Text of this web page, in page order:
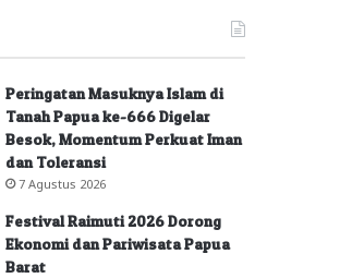
Peringatan Masuknya Islam di
Tanah Papua ke-666 Digelar
Besok, Momentum Perkuat Iman
dan Toleransi
7 Agustus 2026
Festival Raimuti 2026 Dorong
Ekonomi dan Pariwisata Papua
Barat